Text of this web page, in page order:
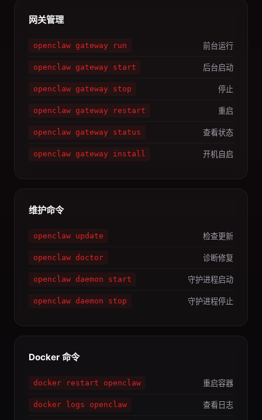
网关管理
openclaw gateway run 前台运行
openclaw gateway start 后台启动
openclaw gateway stop 停止
openclaw gateway restart 重启
openclaw gateway status 查看状态
openclaw gateway install 开机自启
维护命令
openclaw update 检查更新
openclaw doctor 诊断修复
openclaw daemon start 守护进程启动
openclaw daemon stop 守护进程停止
Docker 命令
docker restart openclaw 重启容器
docker logs openclaw 查看日志